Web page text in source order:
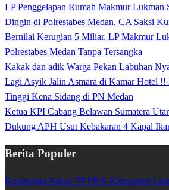
LP Penggelapan Rumah Makmur
Dingin di Polrestabes Medan, CA Saksi
Bernilai Kerugian 5 Miliar, LP Makmur
Polrestabes Medan Tanpa Tersangka
Kakak dan adik Warga Pekan Labuhan
Lagi Asyik Jalin Asmara di Kamar Hotel
Tinggi Kena Sidang di PN Medan
Ketua KPI Cabang Belawan Sumatera
Dukung APH Usut Kebakaran 4 Kapal
Berita Populer
Kunjungan Ketua TP PKK Kabupaten